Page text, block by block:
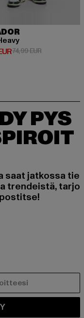
hinta: 56,99 EUR
74,99 EUR
PYS
saat jatkossa tie
trendeistä, tarjo